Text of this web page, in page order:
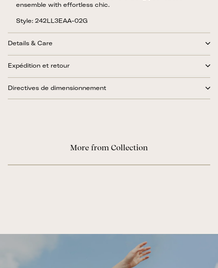
ensemble with effortless chic.
Style: 242LL3EAA-02G
Details & Care
Expédition et retour
Directives de dimensionnement
More from Collection